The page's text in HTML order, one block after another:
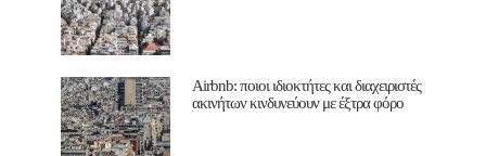
Airbnb: ποιοι ιδιοκτήτες και διαχειριστές
ακινήτων κινδυνεύουν με έξτρα φόρο